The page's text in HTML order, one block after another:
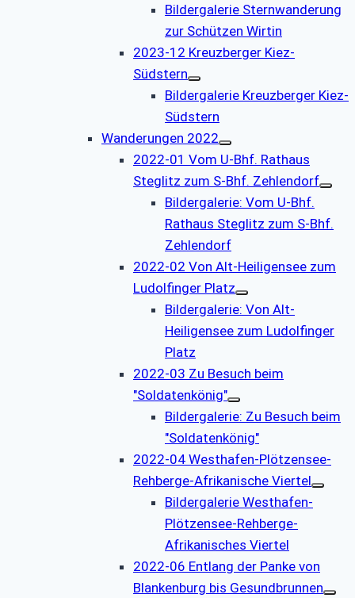
Bildergalerie Sternwanderung
zur Schützen Wirtin
2023-12 Kreuzberger Kiez-
Südstern
Bildergalerie Kreuzberger Kiez-
Südstern
Wanderungen 2022
2022-01 Vom U-Bhf. Rathaus
Steglitz zum S-Bhf. Zehlendorf
Bildergalerie: Vom U-Bhf.
Rathaus Steglitz zum S-Bhf.
Zehlendorf
2022-02 Von Alt-Heiligensee zum
Ludolfinger Platz
Bildergalerie: Von Alt-
Heiligensee zum Ludolfinger
Platz
2022-03 Zu Besuch beim
"Soldatenkönig"
Bildergalerie: Zu Besuch beim
"Soldatenkönig"
2022-04 Westhafen-Plötzensee-
Rehberge-Afrikanische Viertel
Bildergalerie Westhafen-
Plötzensee-Rehberge-
Afrikanisches Viertel
2022-06 Entlang der Panke von
Blankenburg bis Gesundbrunnen